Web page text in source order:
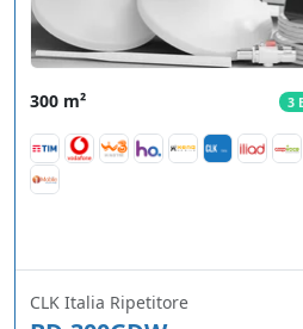
300 m² 3
CLK Italia Ripetitore